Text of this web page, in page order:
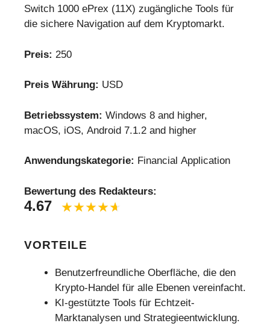
Switch 1000 ePrex (11X) zugängliche Tools für
die sichere Navigation auf dem Kryptomarkt.
Preis: 250
Preis Währung: USD
Betriebssystem: Windows 8 and higher,
macOS, iOS, Android 7.1.2 and higher
Anwendungskategorie: Financial Application
Bewertung des Redakteurs:
4.67
VORTEILE
Benutzerfreundliche Oberfläche, die den
Krypto-Handel für alle Ebenen vereinfacht.
KI-gestützte Tools für Echtzeit-
Marktanalysen und Strategieentwicklung.